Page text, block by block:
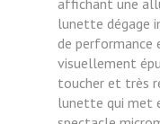
affichant une
lunette dégage
de
visuellement
toucher et très
lunette qui met